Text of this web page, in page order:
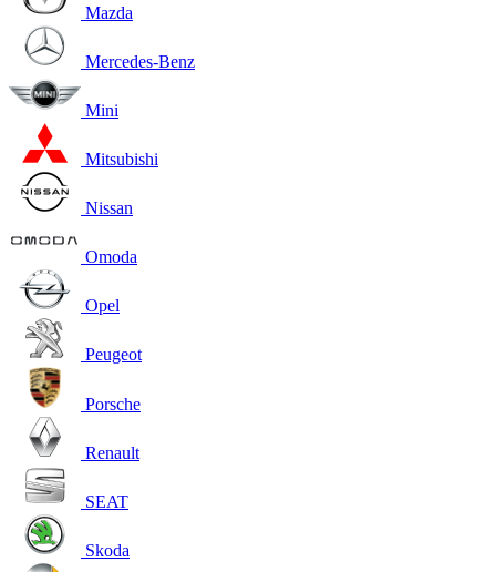
Mazda
Mercedes-Benz
Mini
Mitsubishi
Nissan
Omoda
Opel
Peugeot
Porsche
Renault
SEAT
Skoda